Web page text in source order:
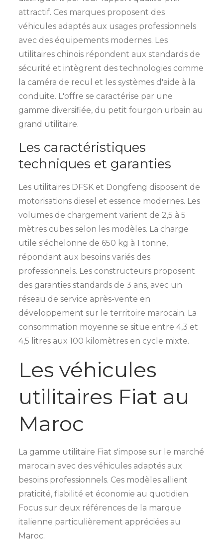
attractif. Ces marques proposent des
véhicules adaptés aux usages professionnels
avec des équipements modernes. Les
utilitaires chinois répondent aux standards de
sécurité et intègrent des technologies comme
la caméra de recul et les systèmes d'aide à la
conduite. L'offre se caractérise par une
gamme diversifiée, du petit fourgon urbain au
grand utilitaire.
Les caractéristiques
techniques et garanties
Les utilitaires DFSK et Dongfeng disposent de
motorisations diesel et essence modernes. Les
volumes de chargement varient de 2,5 à 5
mètres cubes selon les modèles. La charge
utile s'échelonne de 650 kg à 1 tonne,
répondant aux besoins variés des
professionnels. Les constructeurs proposent
des garanties standards de 3 ans, avec un
réseau de service après-vente en
développement sur le territoire marocain. La
consommation moyenne se situe entre 4,3 et
4,5 litres aux 100 kilomètres en cycle mixte.
Les véhicules
utilitaires Fiat au
Maroc
La gamme utilitaire Fiat s'impose sur le marché
marocain avec des véhicules adaptés aux
besoins professionnels. Ces modèles allient
praticité, fiabilité et économie au quotidien.
Focus sur deux références de la marque
italienne particulièrement appréciées au
Maroc.